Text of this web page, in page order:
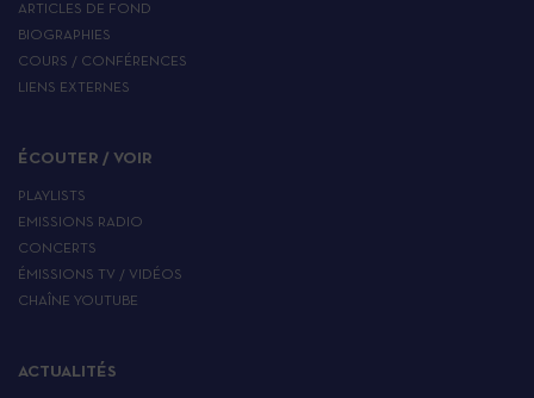
ARTICLES DE FOND
BIOGRAPHIES
COURS / CONFÉRENCES
LIENS EXTERNES
ÉCOUTER / VOIR
PLAYLISTS
EMISSIONS RADIO
CONCERTS
ÉMISSIONS TV / VIDÉOS
CHAÎNE YOUTUBE
ACTUALITÉS